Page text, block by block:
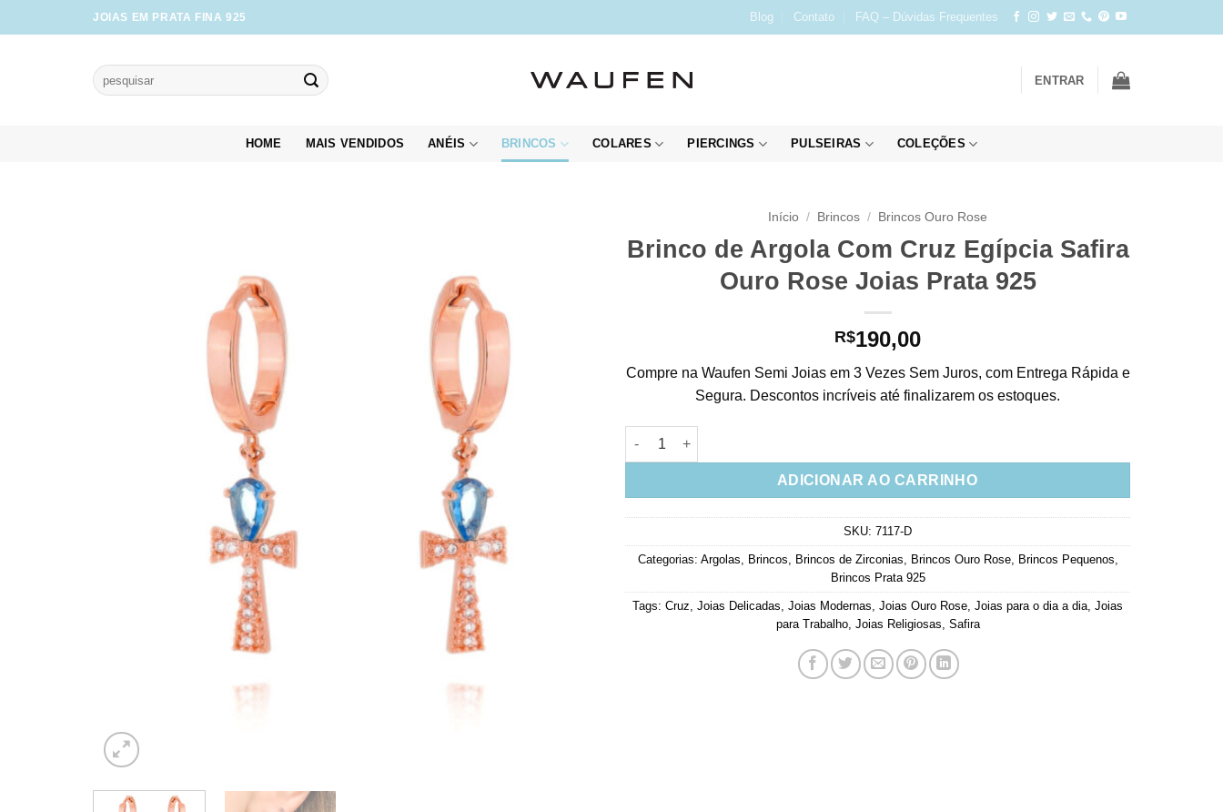
to
JOIAS EM PRATA FINA 925 Blog Contato FAQ – Dúvidas Frequentes
Pesquisar
por:
ENTRAR
HOME MAIS VENDIDOS ANÉIS BRINCOS COLARES PIERCINGS PULSEIRAS COLEÇÕES
Início / Brincos / Brincos Ouro Rose
Brinco de Argola Com Cruz Egípcia Safira
Ouro Rose Joias Prata 925
R$190,00
Compre na Waufen Semi Joias em 3 Vezes Sem Juros, com Entrega Rápida e
Segura. Descontos incríveis até finalizarem os estoques.
Brinco de Argola Com Cruz Egípcia Safira Ouro Rose Joias Prata 925 quantidade
ADICIONAR AO CARRINHO
SKU: 7117-D
Categorias: Argolas Brincos Brincos de Zirconias Brincos Ouro Rose, Brincos Pequenos
Brincos Prata 925
Tags: Cruz Joias Delicadas Joias Modernas Joias Ouro Rose Joias para o dia a dia Joias
para Trabalho, Joias Religiosas Safira